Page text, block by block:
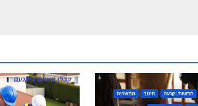
חדשות יקנעם חינוך מחשבים